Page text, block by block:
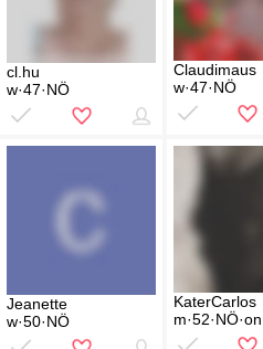
cl.hu
w·47·NÖ
Claudimaus
w·47·NÖ
Jeanette
w·50·NÖ
KaterCarlos
m·52·NÖ·on